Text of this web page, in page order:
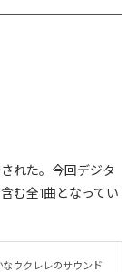
れた。今回デジタ
む全1曲となってい
なウクレレのサウンド